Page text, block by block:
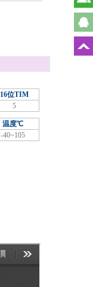
16位TIM
5
温度℃
-40~105